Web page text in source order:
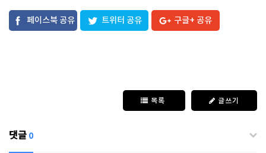
페이스북 공유 트위터 공유 구글+ 공유
목록 글쓰기
댓글 0